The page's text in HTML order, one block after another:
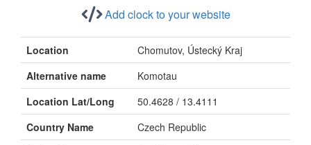
Add clock to your website
Location
Chomutov, Ústecký Kraj
Alternative name
Komotau
Location Lat/Long
50.4628 / 13.4111
Country Name
Czech Republic